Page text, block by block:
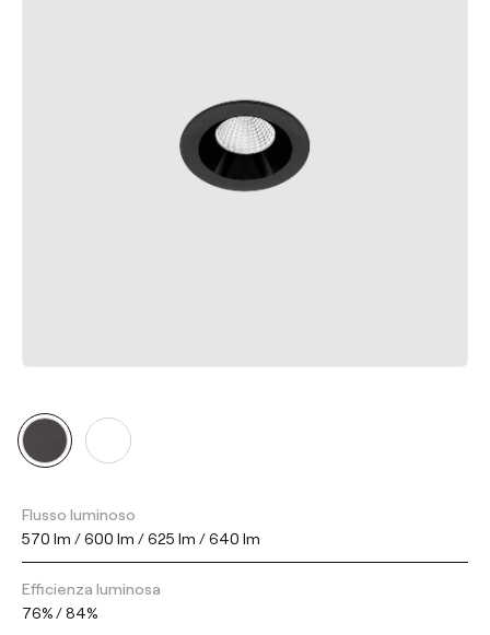
Flusso luminoso
570 lm / 600 lm / 625 lm / 640 lm
Efficienza luminosa
76% / 84%